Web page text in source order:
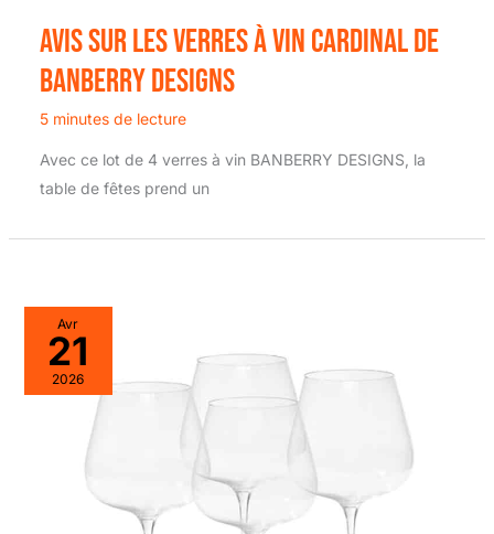
Avis sur les verres à vin Cardinal de
Banberry Designs
5 minutes de lecture
Avec ce lot de 4 verres à vin BANBERRY DESIGNS, la
table de fêtes prend un
Avr
21
2026